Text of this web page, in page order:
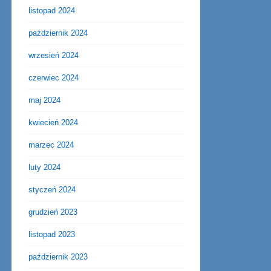
listopad 2024
październik 2024
wrzesień 2024
czerwiec 2024
maj 2024
kwiecień 2024
marzec 2024
luty 2024
styczeń 2024
grudzień 2023
listopad 2023
październik 2023